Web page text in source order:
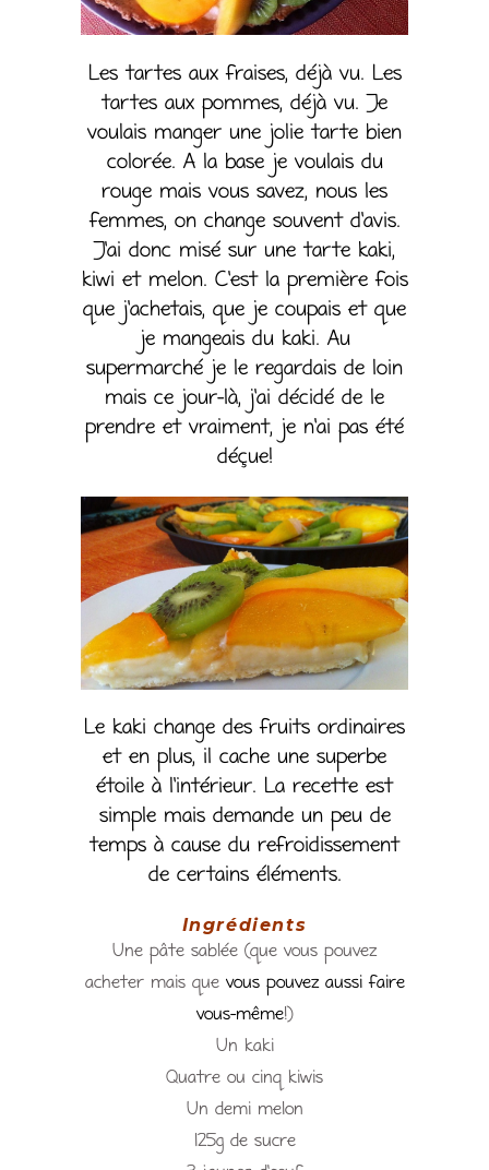
Les tartes aux fraises, déjà vu. Les
tartes aux pommes, déjà vu. Je
voulais manger une jolie tarte bien
colorée. A la base je voulais du
rouge mais vous savez, nous les
femmes, on change souvent d’avis.
J’ai donc misé sur une tarte kaki,
kiwi et melon. C’est la première fois
que j’achetais, que je coupais et que
je mangeais du kaki. Au
supermarché je le regardais de loin
mais ce jour-là, j’ai décidé de le
prendre et vraiment, je n’ai pas été
déçue!
Le kaki change des fruits ordinaires
et en plus, il cache une superbe
étoile à l’intérieur. La recette est
simple mais demande un peu de
temps à cause du refroidissement
de certains éléments.
Ingrédients
Une pâte sablée (que vous pouvez
acheter mais que vous pouvez aussi faire
vous-même!)
Un kaki
Quatre ou cinq kiwis
Un demi melon
125g de sucre